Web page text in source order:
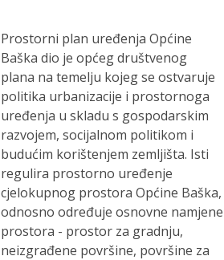
Prostorni plan uređenja Općine
Baška dio je općeg društvenog
plana na temelju kojeg se ostvaruje
politika urbanizacije i prostornoga
uređenja u skladu s gospodarskim
razvojem, socijalnom politikom i
budućim korištenjem zemljišta. Isti
regulira prostorno uređenje
cjelokupnog prostora Općine Baška,
odnosno određuje osnovne namjene
prostora - prostor za gradnju,
neizgrađene površine, površine za